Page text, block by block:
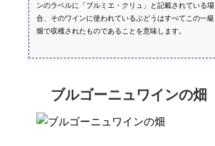
ンのラベルに「プルミエ・クリュ」と記載されている場
合、そのワインに使われているぶどうはすべてこの一級
畑で収穫されたものであることを意味します。
ブルゴーニュワインの畑